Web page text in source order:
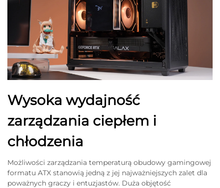
Wysoka wydajność
zarządzania ciepłem i
chłodzenia
Możliwości zarządzania temperaturą obudowy gamingowej
formatu ATX stanowią jedną z jej najważniejszych zalet dla
poważnych graczy i entuzjastów. Duża objętość